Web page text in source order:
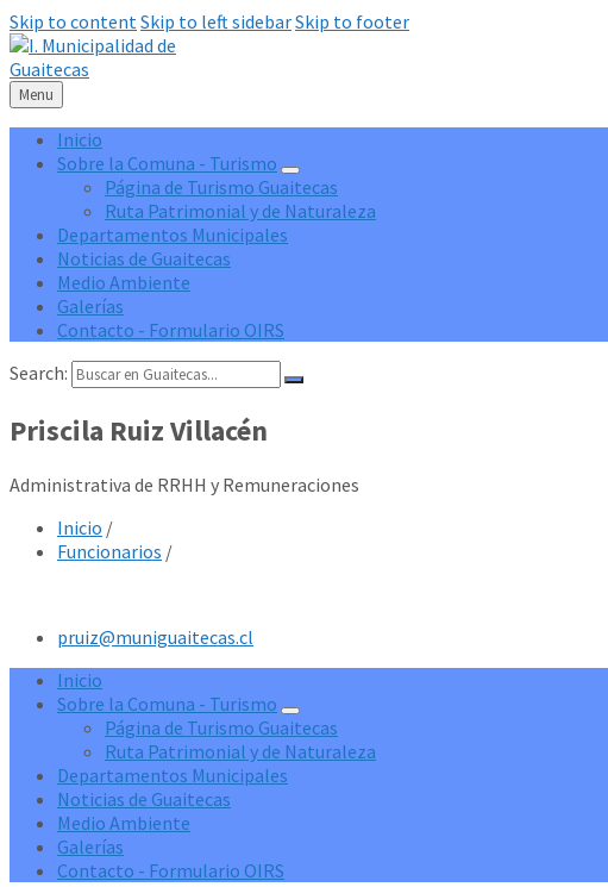
Skip to contentSkip to left sidebarSkip to footer
Menu
Inicio
Sobre la Comuna - Turismo
Página de Turismo Guaitecas
Ruta Patrimonial y de Naturaleza
Departamentos Municipales
Noticias de Guaitecas
Medio Ambiente
Galerías
Contacto - Formulario OIRS
Search:
Priscila Ruiz Villacén
Administrativa de RRHH y Remuneraciones
Inicio /
Funcionarios /
pruiz@muniguaitecas.cl
Inicio
Sobre la Comuna - Turismo
Página de Turismo Guaitecas
Ruta Patrimonial y de Naturaleza
Departamentos Municipales
Noticias de Guaitecas
Medio Ambiente
Galerías
Contacto - Formulario OIRS